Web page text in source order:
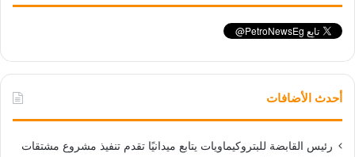
أحدث الأضافات
رئيس القابضة للبتروكيماويات يتابع ميدانيًا تقدم تنفيذ مشروع مشتقات